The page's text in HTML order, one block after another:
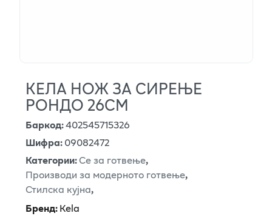
КЕЛА НОЖ ЗА СИРЕЊЕ
РОНДО 26СМ
Баркод:402545715326
Шифра:09082472
Категории:Се за готвење,
Производи за модерното готвење,
Стилска кујна,
Бренд:Kela